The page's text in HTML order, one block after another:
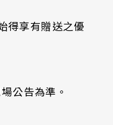
得享有贈送之優
公告為準。